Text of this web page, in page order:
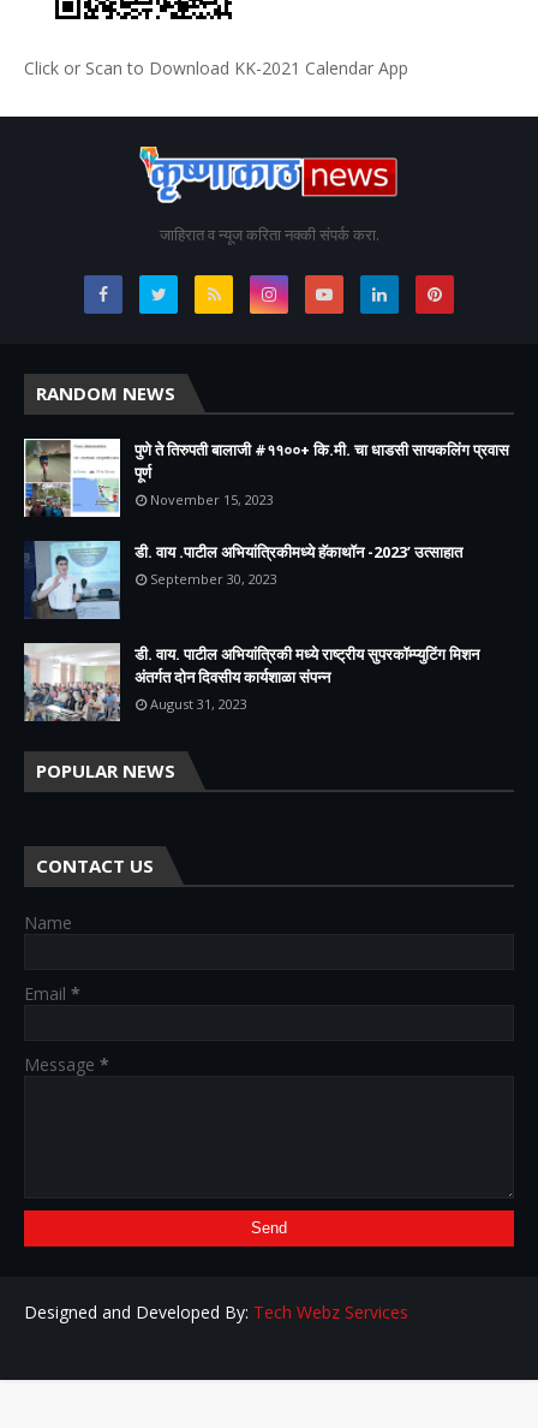
Click or Scan to Download KK-2021 Calendar App
जाहिरात व न्यूज करिता नक्की संपर्क करा.
RANDOM NEWS
पुणे ते तिरुपती बालाजी #११००+ कि.मी. चा धाडसी सायकलिंग प्रवास
पूर्ण
November 15, 2023
डी. वाय .पाटील अभियांत्रिकीमध्ये हॅकाथॉन -2023’ उत्साहात
September 30, 2023
डी. वाय. पाटील अभियांत्रिकी मध्ये राष्ट्रीय सुपरकॉम्प्युटिंग मिशन
अंतर्गत दोन दिवसीय कार्यशाळा संपन्न
August 31, 2023
POPULAR NEWS
CONTACT US
Name
Email *
Message *
Designed and Developed By: Tech Webz Services